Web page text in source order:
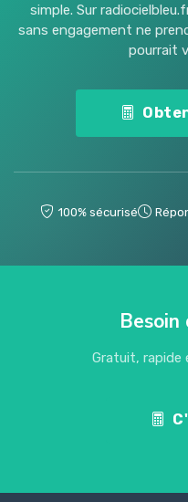
simple. Sur
sans engagement ne
pourrait
100% sécurisé
Besoin
Gratuit, rapide